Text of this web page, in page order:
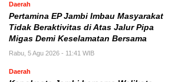
Daerah
Pertamina EP Jambi Imbau Masyarakat
Tidak Beraktivitas di Atas Jalur Pipa
Migas Demi Keselamatan Bersama
Rabu, 5 Agu 2026 - 11:41 WIB
Daerah